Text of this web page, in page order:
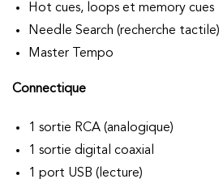
Hot cues, loops et memory cues
Needle Search (recherche tactile)
Master Tempo
Connectique
1 sortie RCA (analogique)
1 sortie digital coaxial
1 port USB (lecture)